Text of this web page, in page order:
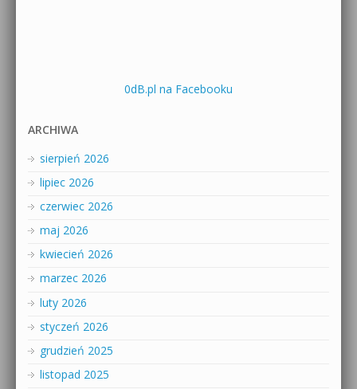
0dB.pl na Facebooku
ARCHIWA
sierpień 2026
lipiec 2026
czerwiec 2026
maj 2026
kwiecień 2026
marzec 2026
luty 2026
styczeń 2026
grudzień 2025
listopad 2025